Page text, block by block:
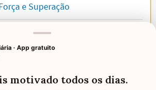
e Superação
que motivam e dão
· App gratuito
motivado todos os dias.